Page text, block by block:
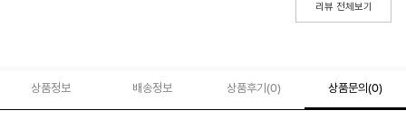
리뷰 전체보기
상품정보 배송정보 상품후기(0) 상품문의 (0)